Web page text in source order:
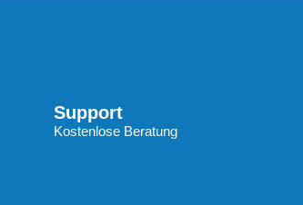
Support
Kostenlose Beratung